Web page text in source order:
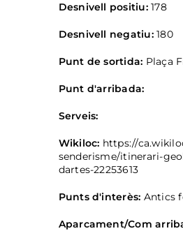
Desnivell positiu:178
Desnivell negatiu:180
Punt de sortida: Plaça
Punt d'arribada:
Serveis:
Wikiloc: https://
senderisme/itinerari-
dartes-22253613
Punts d'interès: Antics
Aparcament/Com